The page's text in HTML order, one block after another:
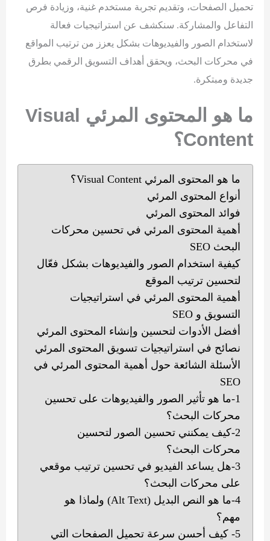
تحميل الصفحات، وتقديم تجربة مستخدم غنية، وزيادة فرص
التفاعل والمشاركة. سنكشف عن استراتيجيات فعالة
لاستخدام الصور والفيديوهات بشكل يعزز من ترتيب المواقع
في محركات البحث، ويحقق أهداف التسويق الرقمي بطرق
جديدة ومبتكرة.
ما هو المحتوى المرئي Visual
Content؟
ما هو المحتوى المرئي Visual Content؟
أنواع المحتوى المرئي
فوائد المحتوى المرئي
أهمية المحتوى المرئي في تحسين محركات
البحث SEO
كيفية استخدام الصور والفيديوهات بشكل فعّال
لتحسين ترتيب الموقع
أهمية المحتوى المرئي في استراتيجيات
التسويق و SEO
أفضل الأدوات لتحسين وإنشاء المحتوى المرئي
نصائح في استراتيجيات تسويق المحتوى المرئي
الأسئلة الشائعة حول أهمية المحتوى المرئي في
SEO
1-ما هو تأثير الصور والفيديوهات على تحسين
محركات البحث؟
2-كيف يمكنني تحسين الصور لتحسين
محركات البحث؟
3-هل يساعد الفيديو في تحسين ترتيب موقعي
على محركات البحث؟
4-ما هو النص البديل (Alt Text) ولماذا هو
مهم؟
5- كيف أحسن سرعة تحميل الصفحات التي